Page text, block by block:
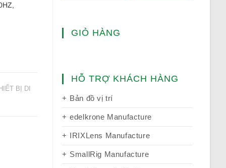
BỊ DI
GIỎ HÀNG
HỖ TRỢ KHÁCH HÀNG
Bản đồ vị trí
edelkrone Manufacture
IRIXLens Manufacture
SmallRig Manufacture